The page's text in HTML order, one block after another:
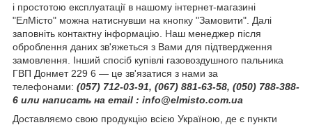
і простотою експлуатації в нашому інтернет-магазині
"ЕлМісто" можна натиснувши на кнопку "Замовити". Далі
заповніть контактну інформацію. Наш менеджер після
оброблення даних зв'яжеться з Вами для підтвердження
замовлення. Інший спосіб купівлі газовоздушного пальника
ГВП Донмет 229 6 — це зв'язатися з нами за
телефонами: (057) 712-03-91, (067) 881-63-58, (050) 788-388-
6 или написать на email : info@elmisto.com.ua
Доставляємо свою продукцію всією Україною, де є пункти